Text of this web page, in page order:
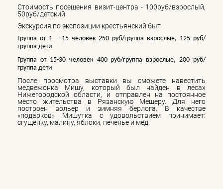
Стоимость посещения визит-центра - 100руб/взрослый,
50руб/детский
Экскурсия по экспозиции крестьянский быт
Группа от 1 – 15 человек 250 руб/группа взрослые, 125 руб/
группа дети
Группа от 15-30 человек 400 руб/группа взрослые, 200 руб/
группа дети
После просмотра выставки вы сможете навестить
медвежонка Мишу, который был найден в лесах
Нижегородской области, и отправлен на постоянное
место жительства в Рязанскую Мещеру. Для него
построен вольер и зимняя берлога. В качестве
«подарков» Мишутка с удовольствием принимает:
сгущёнку, малину, яблоки, печенье и мёд.